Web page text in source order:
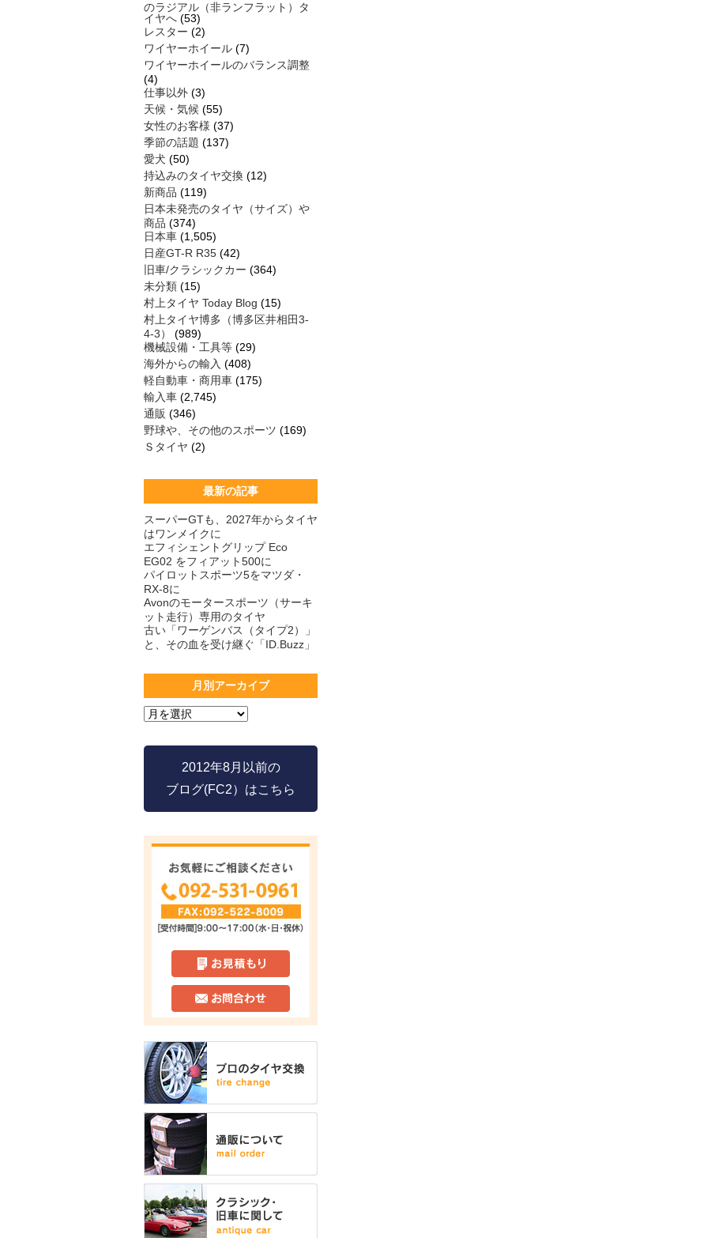
のラジアル（非ランフラット）タ
イヤへ (53)
レスター (2)
ワイヤーホイール (7)
ワイヤーホイールのバランス調整
(4)
仕事以外 (3)
天候・気候 (55)
女性のお客様 (37)
季節の話題 (137)
愛犬 (50)
持込みのタイヤ交換 (12)
新商品 (119)
日本未発売のタイヤ（サイズ）や
商品 (374)
日本車 (1,505)
日産GT-R R35 (42)
旧車/クラシックカー (364)
未分類 (15)
村上タイヤ Today Blog (15)
村上タイヤ博多（博多区井相田3-
4-3）
(989)
機械設備・工具等 (29)
海外からの輸入 (408)
軽自動車・商用車 (175)
輸入車 (2,745)
通販 (346)
野球や、その他のスポーツ (169)
Ｓタイヤ (2)
最新の記事
スーパーGTも、2027年からタイヤ
はワンメイクに
エフィシェントグリップ Eco
EG02 をフィアット500に
パイロットスポーツ5をマツダ・
RX-8に
Avonのモータースポーツ（サーキ
ット走行）専用のタイヤ
古い「ワーゲンバス（タイプ2）」
と、その血を受け継ぐ「ID.Buzz」
月別アーカイブ
2012年8月以前の
ブログ(FC2）はこちら